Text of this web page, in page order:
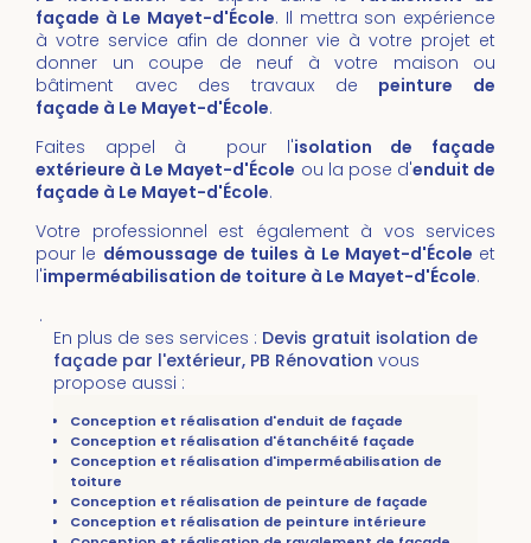
façade à Le Mayet-d'École. Il mettra son expérience
à votre service afin de donner vie à votre projet et
donner un coupe de neuf à votre maison ou
bâtiment avec des travaux de peinture de
façade à Le Mayet-d'École.
Faites appel à pour l'isolation de façade
extérieure à Le Mayet-d'École ou la pose d'enduit de
façade à Le Mayet-d'École.
Votre professionnel est également à vos services
pour le démoussage de tuiles à Le Mayet-d'École et
l'imperméabilisation de toiture à Le Mayet-d'École.
.
En plus de ses services : Devis gratuit isolation de
façade par l'extérieur, PB Rénovation vous
propose aussi :
Conception et réalisation d'enduit de façade
Conception et réalisation d'étanchéité façade
Conception et réalisation d'imperméabilisation de
toiture
Conception et réalisation de peinture de façade
Conception et réalisation de peinture intérieure